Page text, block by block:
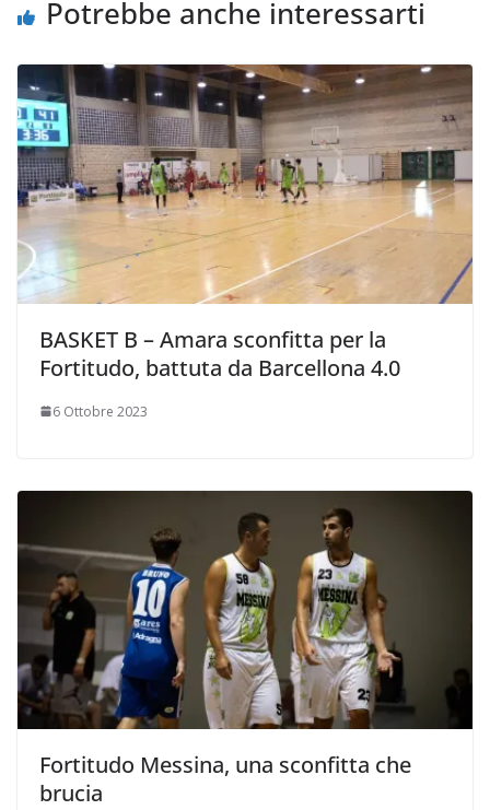
Potrebbe anche interessarti
BASKET B – Amara sconfitta per la
Fortitudo, battuta da Barcellona 4.0
6 Ottobre 2023
Fortitudo Messina, una sconfitta che
brucia